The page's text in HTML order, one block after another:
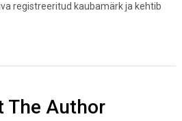
registreeritud kaubamärk ja kehtib
The Author